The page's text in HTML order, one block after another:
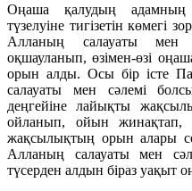
Оңаша қалудың адамның
түзелуіне тигізетін көмегі
Алланың салауаты мен
оқшауланып, өзімен-өзі
орын алды. Осы бір істе
салауаты мен сәлемі
деңгейіне лайықты
ойланып, ойын жинақтап,
жақсылықтың орын алары
Алланың салауаты мен
түсерден алдын біраз уақыт